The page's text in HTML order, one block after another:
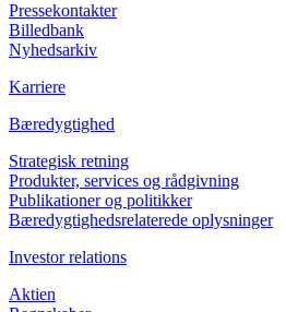
Pressekontakter
Billedbank
Nyhedsarkiv
Karriere
Bæredygtighed
Strategisk retning
Produkter, services og rådgivning
Publikationer og politikker
Bæredygtighedsrelaterede oplysninger
Investor relations
Aktien